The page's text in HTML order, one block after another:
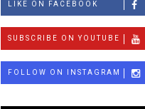
LIKE ON FACEBOOK
SUBSCRIBE ON YOUTUBE
FOLLOW ON INSTAGRAM